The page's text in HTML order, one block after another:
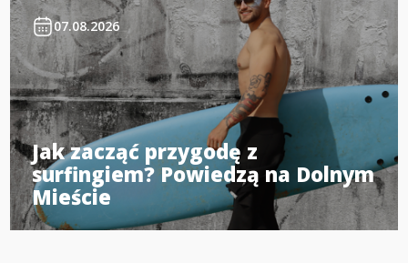
07.08.2026
Jak zacząć przygodę z
surfingiem? Powiedzą na Dolnym
Mieście